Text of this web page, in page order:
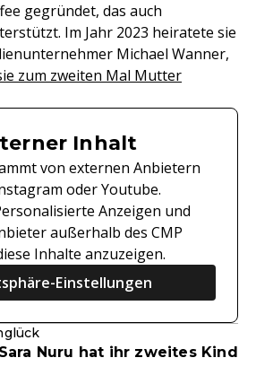
gegründet, das auch
Im Jahr 2023 heiratete sie
Michael Wanner,
zum zweiten Mal Mutter
Inhalt
von externen Anbietern
oder Youtube.
Anzeigen und
außerhalb des CMP
Inhalte anzuzeigen.
Einstellungen
Nuru hat ihr zweites Kind